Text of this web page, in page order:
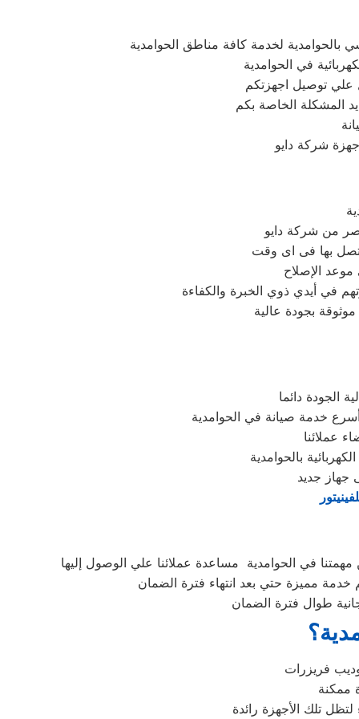
لخدمة كافة مناطق الحوامدية
في الحوامدية
المشكلة الخاصة بكم
شركة دايو
من شركة دايو
بها فى اى وقت
الإصلاح
بجودة عالية
الجودة دائما
خدمة صيانة في الحوامدية
عملائنا
بالحوامدية
جهاز جديد
في الحوامدية مساعدة عملائنا علي الوصول إليها
مميزة حتي بعد انتهاء فترة الضمان
طوال فترة الضمان
تلك الأجهزة رائدة